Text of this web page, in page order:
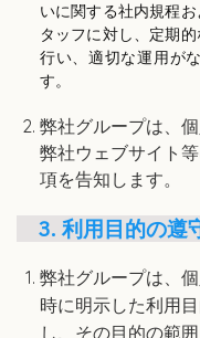
いに関する社内規程
タッフに対し、定期
行い、適切な運用が
す。
弊社グループは、
弊社ウェブサイト
項を告知します。
3. 利用目的の遵
弊社グループは、
時に明示した利用
し、その目的の範